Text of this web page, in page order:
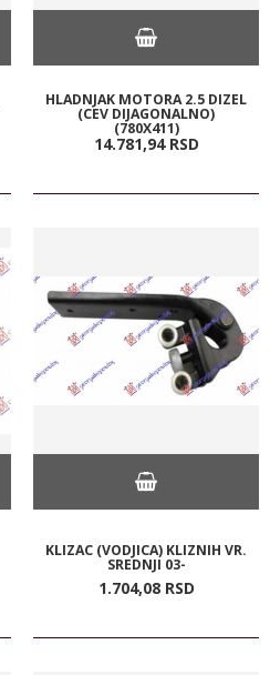
HLADNJAK MOTORA 2.5 DIZEL
(CEV DIJAGONALNO)
(780X411)
14.781,94 RSD
KLIZAC (VODJICA) KLIZNIH VR.
SREDNJI 03-
1.704,08 RSD